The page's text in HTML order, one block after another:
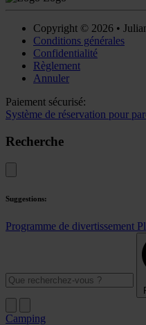
Copyright © 2026 •
Conditions générales
Confidentialité
Règlement
Annuler
Paiement sécurisé:
Système de réservation pour
Recherche
Suggestions:
Programme de divertissement
Camping